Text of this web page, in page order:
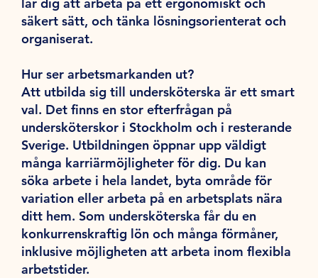
säkert sätt, och tänka lösningsorienterat och
organiserat.
Hur ser arbetsmarkanden ut?
Att utbilda sig till undersköterska är ett smart
val. Det finns en stor efterfrågan på
undersköterskor i Stockholm och i resterande
Sverige. Utbildningen öppnar upp väldigt
många karriärmöjligheter för dig. Du kan
söka arbete i hela landet, byta område för
variation eller arbeta på en arbetsplats nära
ditt hem. Som undersköterska får du en
konkurrenskraftig lön och många förmåner,
inklusive möjligheten att arbeta inom flexibla
arbetstider.